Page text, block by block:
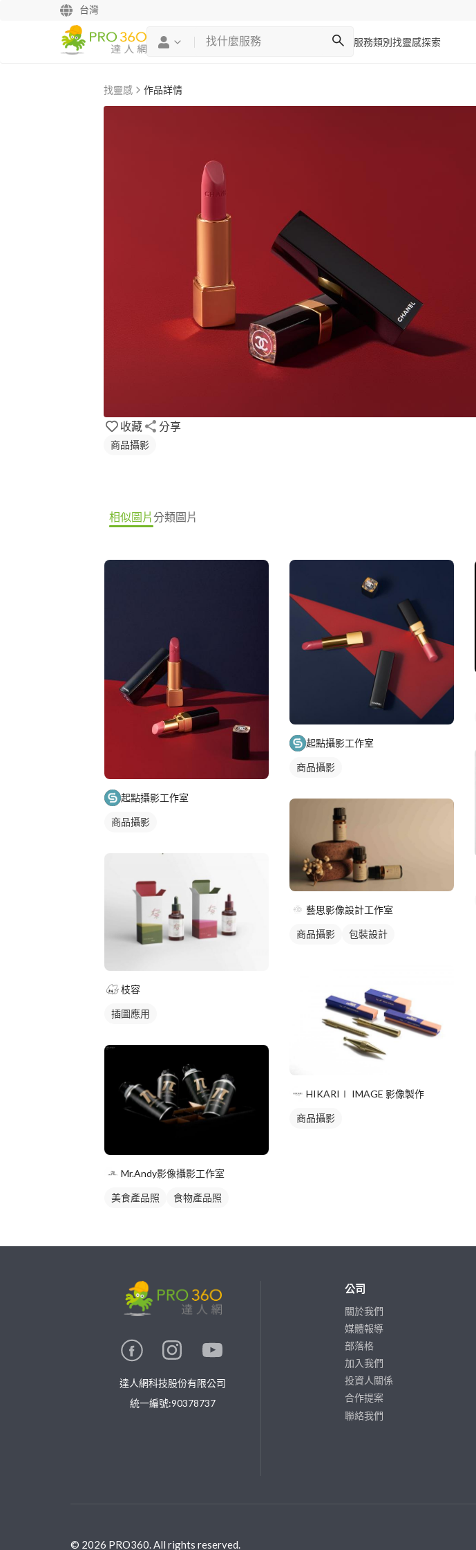
台灣
服務類別 找靈感探索
找靈感 作品詳情
收藏 分享
商品攝影
相似圖片分類圖片
起點攝影工作室
商品攝影
枝容
插圖應用
Mr.Andy影像攝影工作室
美食產品照 食物產品照
起點攝影工作室
商品攝影
藝思影像設計工作室
商品攝影 包裝設計
HIKARI∣ IMAGE 影像製作
商品攝影
達人網科技股份有限公司
統一編號:90378737
公司
關於我們
媒體報導
部落格
加入我們
投資人關係
合作提案
聯絡我們
© 2026 PRO360. All rights reserved.